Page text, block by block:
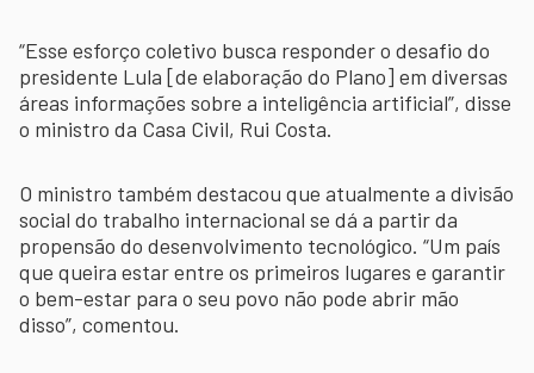
“Esse esforço coletivo busca responder o desafio do
presidente Lula [de elaboração do Plano] em diversas
áreas informações sobre a inteligência artificial”, disse
o ministro da Casa Civil, Rui Costa.
O ministro também destacou que atualmente a divisão
social do trabalho internacional se dá a partir da
propensão do desenvolvimento tecnológico. “Um país
que queira estar entre os primeiros lugares e garantir
o bem-estar para o seu povo não pode abrir mão
disso”, comentou.